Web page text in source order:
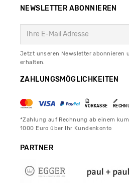
NEWSLETTER ABONNIEREN
Jetzt unseren Newsletter abonnieren
erhalten.
ZAHLUNGSMÖGLICHKEITEN
VORKASSE
*Zahlung auf Rechnung ab einem
1000 Euro über Ihr Kundenkonto
PARTNER